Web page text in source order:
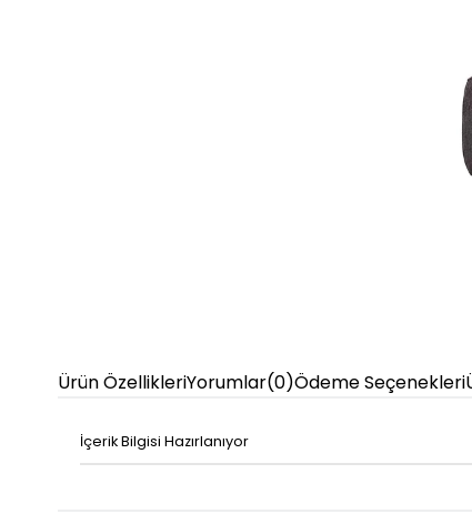
Ürün ÖzellikleriYorumlar(0)Ödeme Seçenekleri
İçerik Bilgisi Hazırlanıyor